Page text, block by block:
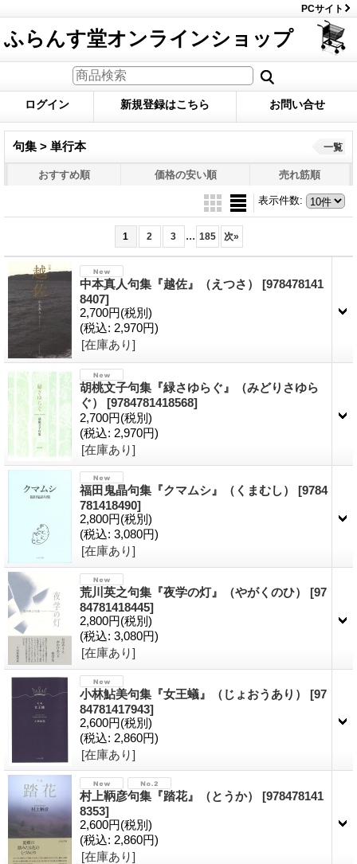
PCサイト
ふらんす堂オンラインショップ
ログイン 新規登録はこちら お問い合せ
句集 > 単行本 一覧
おすすめ順 価格の安い順 売れ筋順
表示件数:
1 2 3 ... 185 次»
中本真人句集『越佐』（えつさ） [978478141
8407]
2,700円(税別)
(税込: 2,970円)
[在庫あり]
胡桃文子句集『緑さゆらぐ』（みどりさゆら
ぐ） [9784781418568]
2,700円(税別)
(税込: 2,970円)
[在庫あり]
福田鬼晶句集『クマムシ』（くまむし） [9784
781418490]
2,800円(税別)
(税込: 3,080円)
[在庫あり]
荒川英之句集『夜学の灯』（やがくのひ） [97
84781418445]
2,800円(税別)
(税込: 3,080円)
[在庫あり]
小林鮎美句集『女王蟻』（じょおうあり） [97
84781417943]
2,600円(税別)
(税込: 2,860円)
[在庫あり]
村上鞆彦句集『踏花』（とうか） [978478141
8353]
2,600円(税別)
(税込: 2,860円)
[在庫あり]